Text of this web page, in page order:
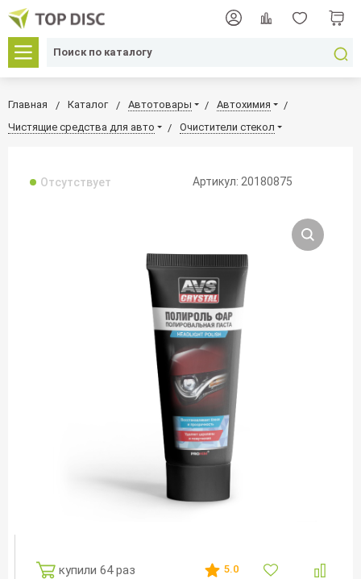
Главная Каталог Автотовары
Автохимия
Чистящие средства для авто
Очистители стекол
Отсутствует Артикул: 20180875
купили 64 раз 5.0